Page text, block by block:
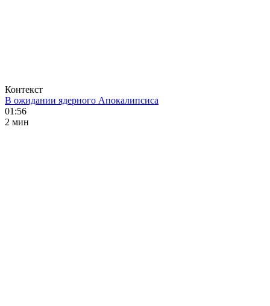
Контекст
В ожидании ядерного Апокалипсиса
01:56
2 мин